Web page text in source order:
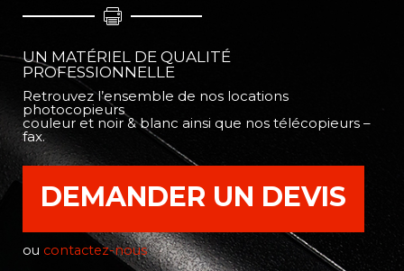
UN MATÉRIEL DE QUALITÉ
PROFESSIONNELLE
Retrouvez l’ensemble de nos locations
photocopieurs
couleur et noir & blanc ainsi que nos télécopieurs –
fax.
DEMANDER UN DEVIS
ou contactez-nous